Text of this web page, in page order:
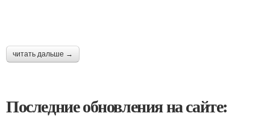
читать дальше →
Последние обновления на сайте: